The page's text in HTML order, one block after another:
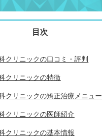
クリニックの口コミ・評判
クリニックの特徴
クリニックの矯正治療メニュー
クリニックの医師紹介
クリニックの基本情報